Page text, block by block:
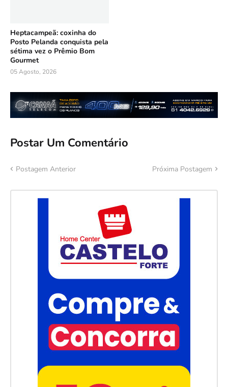
Heptacampeã: coxinha do
Posto Pelanda conquista pela
sétima vez o Prêmio Bom
Gourmet
05 Agosto, 2026
Postar Um Comentário
Postagem Anterior Próxima Postagem